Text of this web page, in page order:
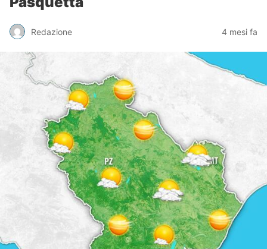
Redazione 4 mesi fa